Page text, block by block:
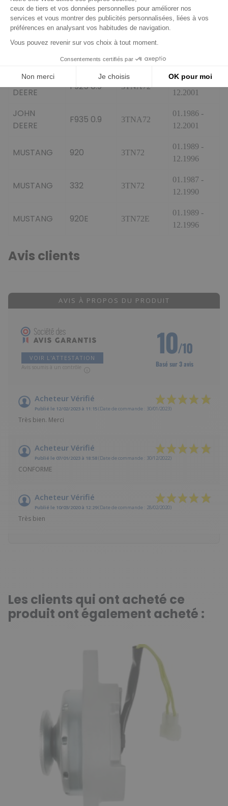
JOHN
DEERE
F932 3TNA72
01.1988 -
JOHN
JOHN
DEERE
F925 0.9 3TNA72
01.1993 -
12.2001
JOHN
DEERE
F935 0.9 3TNA72
01.1986 -
12.2001
MUSTANG 920 3TN72
01.1989 -
12.1996
MUSTANG 332 3TN72
01.1987 -
12.1990
MUSTANG 920E 3TN72E
01.1989 -
12.1996
Avis clients
AVIS À PROPOS DU PRODUIT
VOIR L'ATTESTATION
Avis soumis à un contrôle
10/10
Basé sur 3 avis
Acheteur Vérifié
Publié le 12/02/2023 à 11:15(Date de commande : 30/01/2023)
Très bien. Merci
Acheteur Vérifié
Publié le 07/01/2023 à 18:58(Date de commande : 30/12/2022)
CONFORME
Acheteur Vérifié
Publié le 10/03/2020 à 12:29(Date de commande : 28/02/2020)
Très bien
Les clients qui ont acheté ce
produit ont également acheté :